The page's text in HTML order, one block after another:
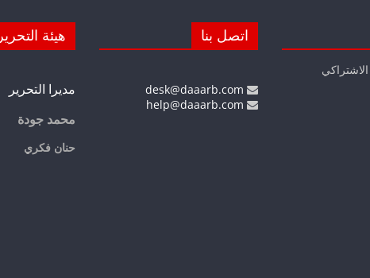
اتصل بنا هيئة التحرير
مديرا التحرير
محمد جودة
حنان فكري